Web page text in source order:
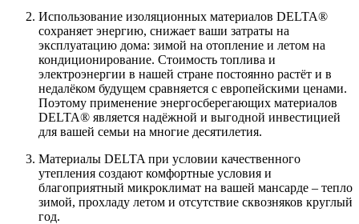
Использование изоляционных материалов DELTA®
сохраняет энергию, снижает ваши затраты на
эксплуатацию дома: зимой на отопление и летом на
кондиционирование. Стоимость топлива и
электроэнергии в нашей стране постоянно растёт и в
недалёком будущем сравняется с европейскими ценами.
Поэтому применение энергосберегающих материалов
DELTA® является надёжной и выгодной инвестицией
для вашей семьи на многие десятилетия.
Материалы DELTA при условии качественного
утепления создают комфортные условия и
благоприятный микроклимат на вашей мансарде – тепло
зимой, прохладу летом и отсутствие сквозняков круглый
год.